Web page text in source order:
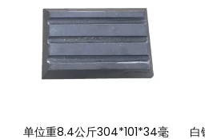
单位重8.4公斤304*101*34毫
白